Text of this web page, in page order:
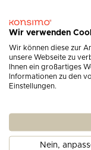
179 €
-15%
Wir verwenden
Wir können diese zur
unsere Webseite zu
Ihnen ein großartiges
Informationen zu den
Einstellungen.
Nein,